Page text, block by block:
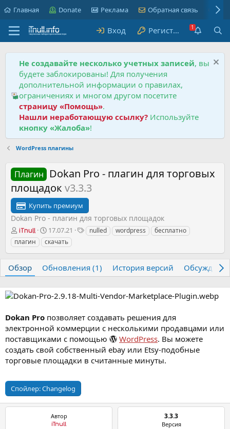
Главная Donate Реклама Обратная связь
Вход Регистрация
Не создавайте несколько учетных записей, вы
будете заблокированы! Для получения
дополнительной информации о правилах,
ограничениях и многом другом посетите
страницу «Помощь».
Нашли неработающую ссылку? Используйте
кнопку «Жалоба»!
WordPress плагины
Плагин
Dokan Pro - плагин для торговых
площадок v3.3.3
Купить премиум
Dokan Pro - плагин для торговых площадок
А
в
т
р
iTnull
Д
а
т
с
о
д
и
я
17.07.21
Т nulled wordpress
бесплатно
плагин
скачать
Обзор Обновления (1) История версий
Dokan Pro позволяет создавать решения для
электронной коммерции с несколькими продавцами или
поставщиками с помощью
WordPress. Вы можете
создать свой собственный ebay или Etsy-подобные
торговые площадки в считанные минуты.
Спойлер:Changelog
Автор
iTnull
3.3.3
Версия